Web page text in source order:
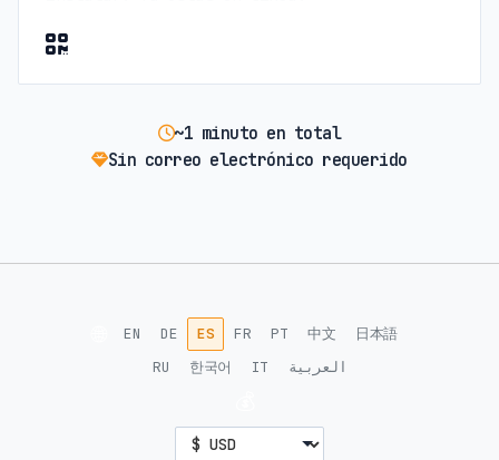
~1 minuto en total
Sin correo electrónico requerido
EN DE ES FR PT 中文
日本語
RU
한국어 IT العربية